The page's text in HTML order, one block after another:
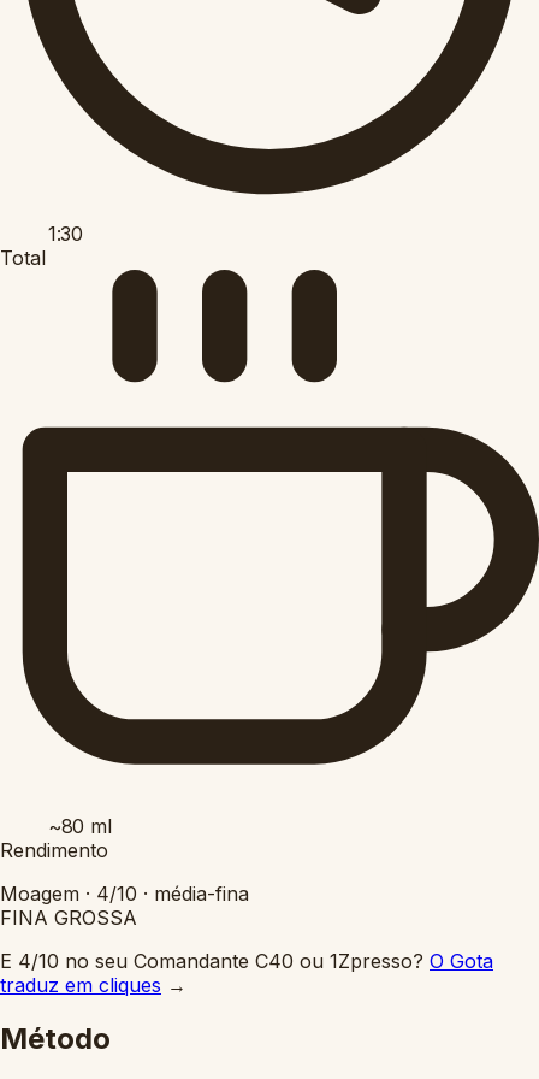
1:30
Total
~80 ml
Rendimento
Moagem · 4/10 · média-fina
FINA GROSSA
E 4/10 no seu Comandante C40 ou 1Zpresso? O Gota
traduz em cliques →
Método